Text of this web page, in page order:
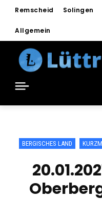
Remscheid Solingen
Allgemein
BERGISCHES LAND